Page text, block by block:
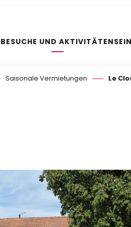
BESUCHE UND AKTIVITÄTEN
Saisonale Vermietungen Le